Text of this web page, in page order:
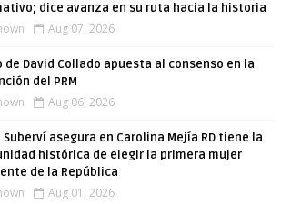
dice avanza en su ruta hacia la historia
Aug 07, 2026
de David Collado apuesta al consenso en la
del PRM
Aug 06, 2026
asegura en Carolina Mejía RD tiene la
histórica de elegir la primera mujer
de la República
Aug 01, 2026